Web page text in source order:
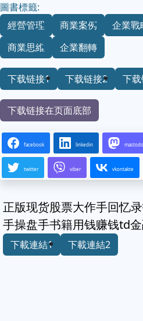
圖書標籤:
經營管理
商業案例 企業戰
商業思維
企業翻轉
下载链接1 下载链接2 下
下载链接在页面底部
facebook linkedin
twitter viber vkontakte
正版现货股票大作手回忆
手操盘手书籍用钱赚钱td
下載連結1 下載連結2